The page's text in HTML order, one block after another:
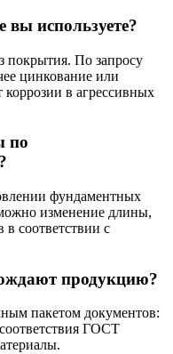
используете?
покрытия. По запросу
цинкование или
в агрессивных
по
фундаментных
изменение длины,
в соответствии с
продукцию?
пакетом документов:
ГОСТ